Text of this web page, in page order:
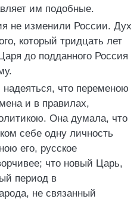
им подобные.
не изменили России. Дух
который тридцать лет
до подданного Россия
что переменою
и в правилах,
Она думала, что
себе одну личность
его, русское
что новый Царь,
период в
не связанный